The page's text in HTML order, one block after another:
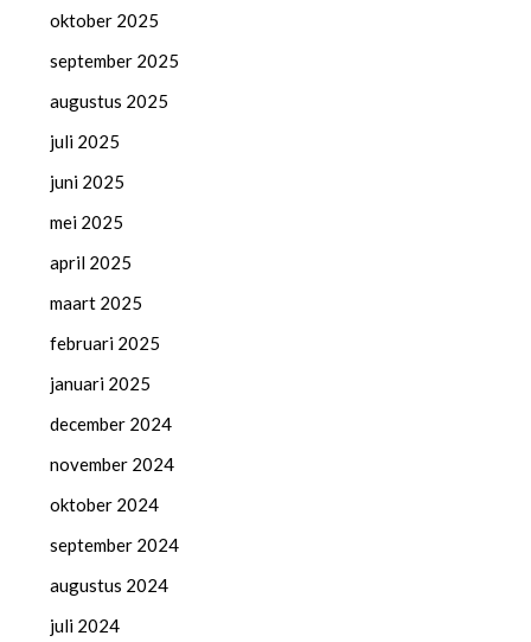
oktober 2025
september 2025
augustus 2025
juli 2025
juni 2025
mei 2025
april 2025
maart 2025
februari 2025
januari 2025
december 2024
november 2024
oktober 2024
september 2024
augustus 2024
juli 2024